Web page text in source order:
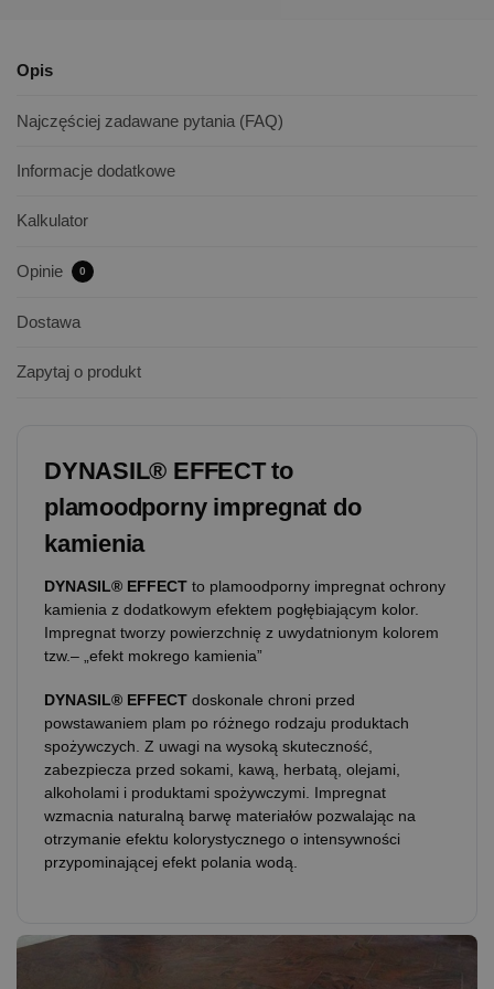
Opis
Najczęściej zadawane pytania (FAQ)
Informacje dodatkowe
Kalkulator
Opinie 0
Dostawa
Zapytaj o produkt
DYNASIL® EFFECTto
plamoodporny impregnat do
kamienia
DYNASIL® EFFECT to plamoodporny impregnat ochrony
kamienia z dodatkowym efektem pogłębiającym kolor.
Impregnat tworzy powierzchnię z uwydatnionym kolorem
tzw.– „efekt mokrego kamienia”
DYNASIL® EFFECT doskonale chroni przed
powstawaniem plam po różnego rodzaju produktach
spożywczych. Z uwagi na wysoką skuteczność,
zabezpiecza przed sokami, kawą, herbatą, olejami,
alkoholami i produktami spożywczymi. Impregnat
wzmacnia naturalną barwę materiałów pozwalając na
otrzymanie efektu kolorystycznego o intensywności
przypominającej efekt polania wodą.